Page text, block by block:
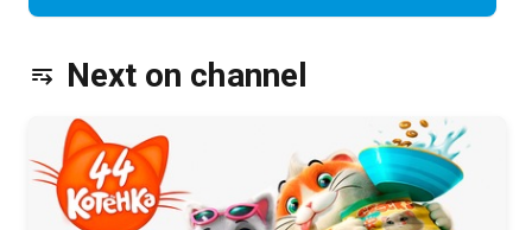
Next on channel